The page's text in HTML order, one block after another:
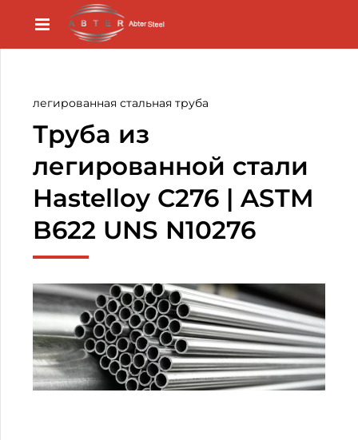
легированная стальная труба
Труба из
легированной стали
Hastelloy C276 | ASTM
B622 UNS N10276